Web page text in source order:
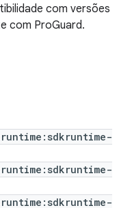
com versões
com ProGuard.